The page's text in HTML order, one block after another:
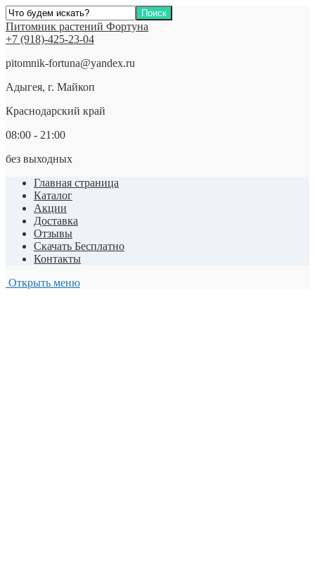
Питомник растений Фортуна
+7 (918)-425-23-04
pitomnik-fortuna@yandex.ru
Адыгея, г. Майкоп
Краснодарский край
08:00 - 21:00
без выходных
Главная страница
Каталог
Акции
Доставка
Отзывы
Скачать Бесплатно
Контакты
Открыть меню